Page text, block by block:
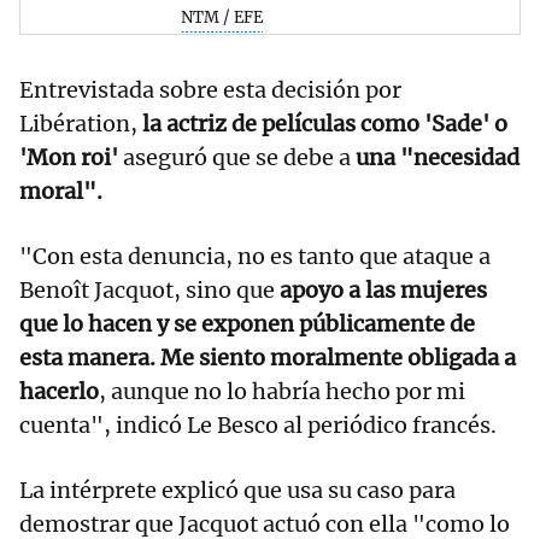
NTM / EFE
Entrevistada sobre esta decisión por
Libération, la actriz de películas como 'Sade' o
'Mon roi' aseguró que se debe auna "necesidad
moral".
"Con esta denuncia, no es tanto que ataque a
Benoît Jacquot, sino que apoyo a las mujeres
que lo hacen y se exponen públicamente de
esta manera. Me siento moralmente obligada a
hacerlo, aunque no lo habría hecho por mi
cuenta", indicó Le Besco al periódico francés.
La intérprete explicó que usa su caso para
demostrar que Jacquot actuó con ella "como lo